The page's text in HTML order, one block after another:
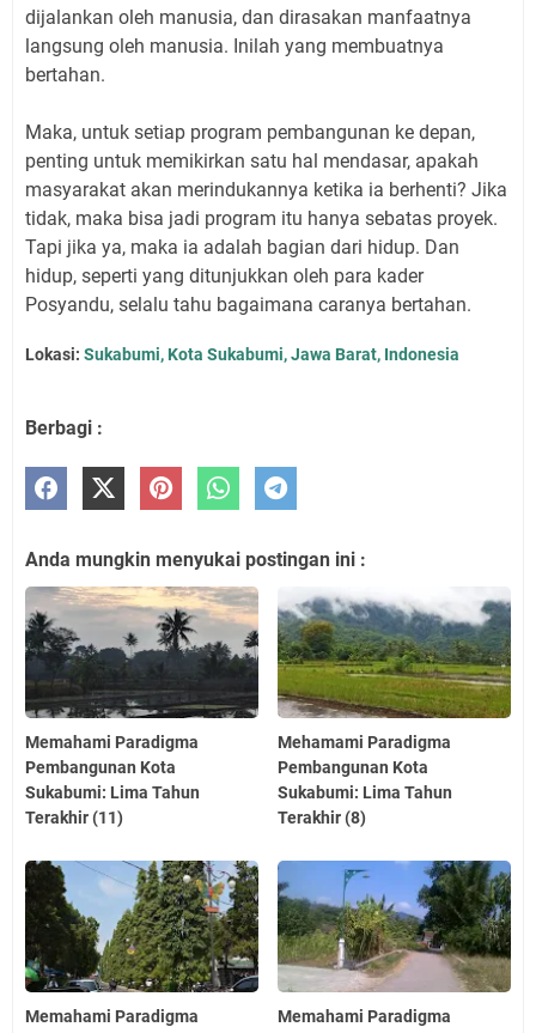
dijalankan oleh manusia, dan dirasakan manfaatnya
langsung oleh manusia. Inilah yang membuatnya
bertahan.
Maka, untuk setiap program pembangunan ke depan,
penting untuk memikirkan satu hal mendasar, apakah
masyarakat akan merindukannya ketika ia berhenti? Jika
tidak, maka bisa jadi program itu hanya sebatas proyek.
Tapi jika ya, maka ia adalah bagian dari hidup. Dan
hidup, seperti yang ditunjukkan oleh para kader
Posyandu, selalu tahu bagaimana caranya bertahan.
Lokasi: Sukabumi, Kota Sukabumi, Jawa Barat, Indonesia
Berbagi :
Anda mungkin menyukai postingan ini :
Memahami Paradigma
Pembangunan Kota
Sukabumi: Lima Tahun
Terakhir (11)
Mehamami Paradigma
Pembangunan Kota
Sukabumi: Lima Tahun
Terakhir (8)
Memahami Paradigma
Memahami Paradigma